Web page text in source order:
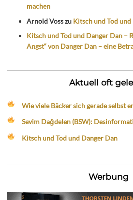
machen
Arnold Vosszu Kitsch und Tod
Kitsch und Tod und Danger Dan –
Angst“ von Danger Dan – eine
Aktuell oft
Wie viele Bäcker sich gerade selbst
Sevim Dağdelen (BSW):
Kitsch und Tod und Danger Dan
Werbung